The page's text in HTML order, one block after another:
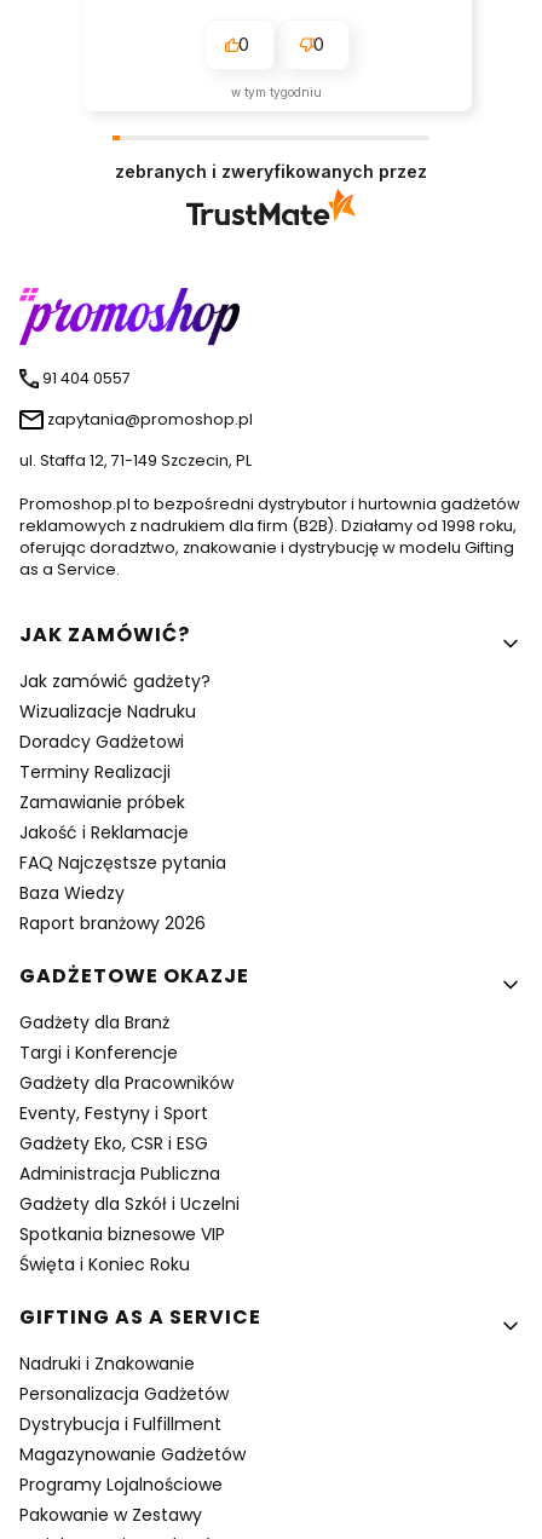
0 0
w tym tygodniu
zebranych i zweryfikowanych przez
91 404 0557
zapytania@promoshop.pl
ul. Staffa 12, 71-149 Szczecin, PL
Promoshop.pl to bezpośredni dystrybutor i hurtownia gadżetów
reklamowych z nadrukiem dla firm (B2B). Działamy od 1998 roku,
oferując doradztwo, znakowanie i dystrybucję w modelu Gifting
as a Service.
Linki w stopce
JAK ZAMÓWIĆ?
Jak zamówić gadżety?
Wizualizacje Nadruku
Doradcy Gadżetowi
Terminy Realizacji
Zamawianie próbek
Jakość i Reklamacje
FAQ Najczęstsze pytania
Baza Wiedzy
Raport branżowy 2026
GADŻETOWE OKAZJE
Gadżety dla Branż
Targi i Konferencje
Gadżety dla Pracowników
Eventy, Festyny i Sport
Gadżety Eko, CSR i ESG
Administracja Publiczna
Gadżety dla Szkół i Uczelni
Spotkania biznesowe VIP
Święta i Koniec Roku
GIFTING AS A SERVICE
Nadruki i Znakowanie
Personalizacja Gadżetów
Dystrybucja i Fulfillment
Magazynowanie Gadżetów
Programy Lojalnościowe
Pakowanie w Zestawy